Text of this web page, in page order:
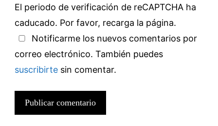
El periodo de verificación de reCAPTCHA ha
caducado. Por favor, recarga la página.
Notificarme los nuevos comentarios por
correo electrónico. También puedes
suscribirte sin comentar.